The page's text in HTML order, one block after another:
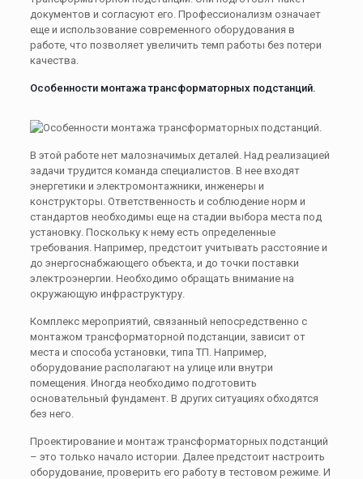
документов и согласуют его. Профессионализм означает
еще и использование современного оборудования в
работе, что позволяет увеличить темп работы без потери
качества.
Особенности монтажа трансформаторных подстанций.
В этой работе нет малозначимых деталей. Над реализацией
задачи трудится команда специалистов. В нее входят
энергетики и электромонтажники, инженеры и
конструкторы. Ответственность и соблюдение норм и
стандартов необходимы еще на стадии выбора места под
установку. Поскольку к нему есть определенные
требования. Например, предстоит учитывать расстояние и
до энергоснабжающего объекта, и до точки поставки
электроэнергии. Необходимо обращать внимание на
окружающую инфраструктуру.
Комплекс мероприятий, связанный непосредственно с
монтажом трансформаторной подстанции, зависит от
места и способа установки, типа ТП. Например,
оборудование располагают на улице или внутри
помещения. Иногда необходимо подготовить
основательный фундамент. В других ситуациях обходятся
без него.
Проектирование и монтаж трансформаторных подстанций
– это только начало истории. Далее предстоит настроить
оборудование, проверить его работу в тестовом режиме. И